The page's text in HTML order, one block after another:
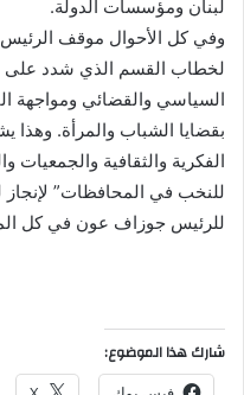
لبنان ومؤسسات الدولة.
وفي كل الأحوال موقف
لخطاب القسم الذي شدد على
السياسي والقضائي ومواجهة
بقضايا الشباب والمرأة. وهذا
الفكرية والثقافية والجمعيات
للنخب في المحافظات”
للرئيس جوزاف عون في كل
شارك هذا الموضوع: